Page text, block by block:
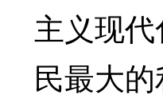
主义现
民最大